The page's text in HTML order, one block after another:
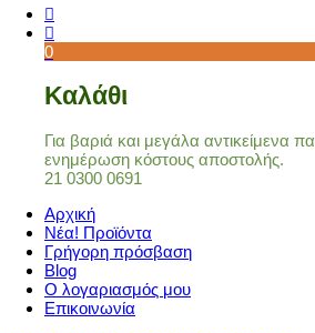
0
Καλάθι
Για βαριά και μεγάλα αντικείμενα
ενημέρωση κόστους αποστολής.
21 0300 0691
Αρχική
Νέα! Προϊόντα
Γρήγορη πρόσβαση
Blog
Ο λογαριασμός μου
Επικοινωνία